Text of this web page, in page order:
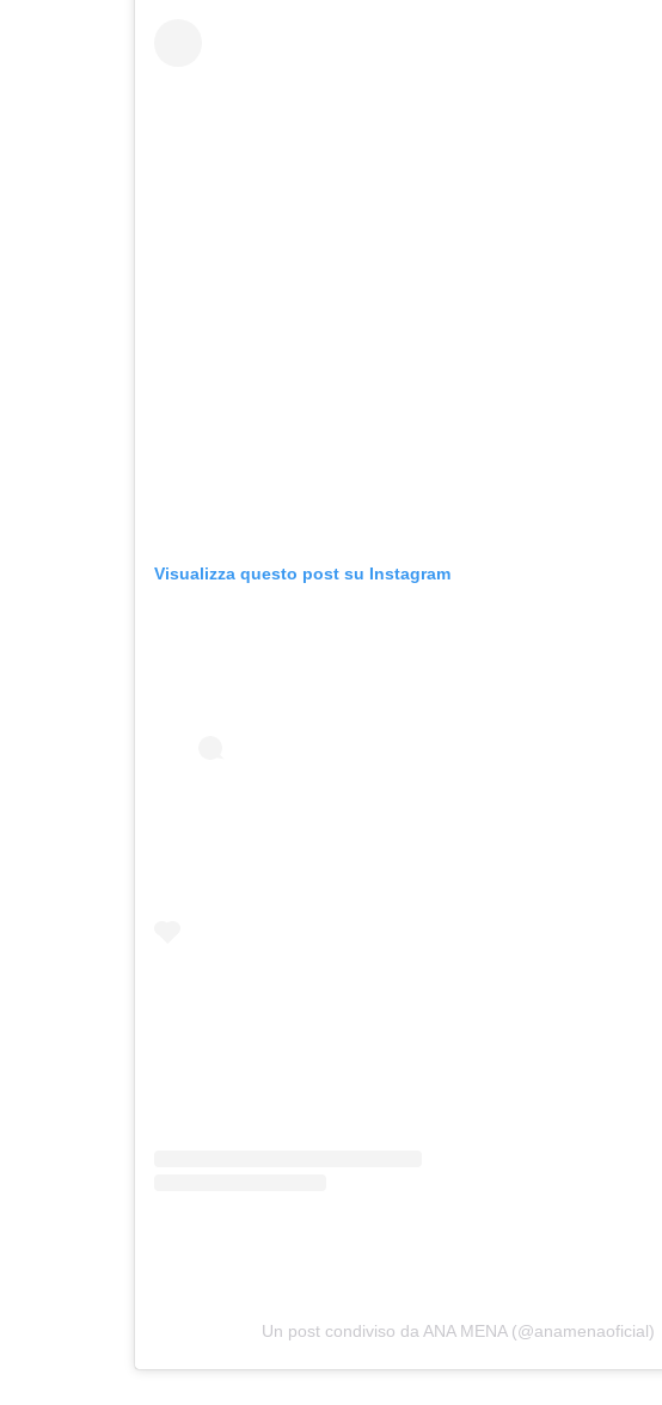
Visualizza questo post su Instagram
Un post condiviso da ANA MENA (@anamenaoficial)